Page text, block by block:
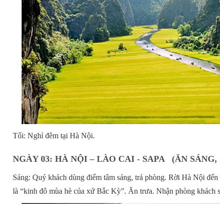
Tối: Nghỉ đêm tại Hà Nội.
NGÀY 03: HÀ NỘI – LÀO CAI - SAPA (ĂN
Sáng: Quý khách dùng điểm tâm sáng, trả phòng. Rời Hà Nội
là “kinh đô mùa hè của xứ Bắc Kỳ”. Ăn trưa. Nhận phòng khách